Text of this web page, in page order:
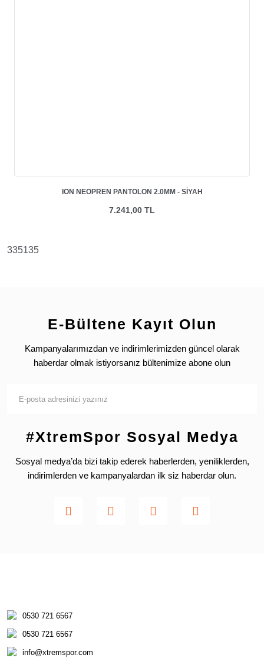
ION NEOPREN PANTOLON 2.0MM - SIYAH
7.241,00 TL
335135
E-Bültene Kayıt Olun
Kampanyalarımızdan ve indirimlerimizden güncel olarak
haberdar olmak istiyorsanız bültenimize abone olun
#XtremSpor Sosyal Medya
Sosyal medya’da bizi takip ederek haberlerden, yeniliklerden,
indirimlerden ve kampanyalardan ilk siz haberdar olun.
0530 721 6567
0530 721 6567
info@xtremspor.com